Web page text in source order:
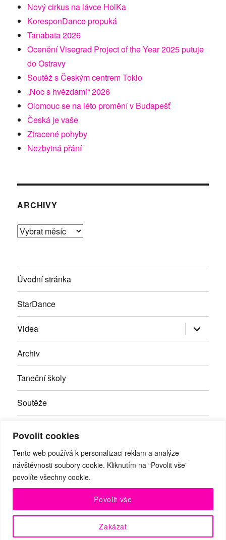
Povolit cookies
Tento web používá k personalizaci reklam a analýze
návštěvnosti soubory cookie. Kliknutím na “Povolit vše”
povolíte všechny cookie.
Zakázat
Povolit vše
Nový cirkus na lávce HolKa
KoresponDance propuká
Tanabata 2026
Ocenění Visegrad Project of the Year 2025 putuje
do Ostravy
Soutěž s Českým centrem Tokio
„Noc s hvězdami“ 2026
Olomouc se na léto promění v Budapešť
Česká je vaše
Ztracené pohyby
Nezbytná přání
ARCHIVY
Archivy
Úvodní stránka
StarDance
Videa Zobrazit
položky
Archiv
Taneční školy
Soutěže
Kontakty
Facebook
RSS Youtube
© Taneční magazín, z.s. | Branická 69/66, Braník, 147 00 Praha